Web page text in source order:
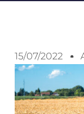
15/07/2022